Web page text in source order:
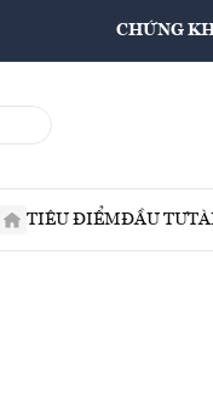
CHỨNG
TIÊU ĐIỂMĐẦU TƯ